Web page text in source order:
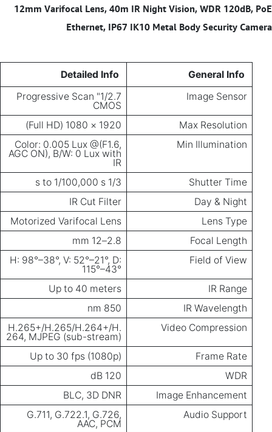
12mm Varifocal Lens, 40m IR Night Vision, WDR 120dB, PoE
Ethernet, IP67 IK10 Metal Body Security Camera
General Info
Detailed Info
Image Sensor
1/2.7" Progressive Scan
CMOS
Max Resolution
1920 × 1080 (Full HD)
Min Illumination
Color: 0.005 Lux @(F1.6,
AGC ON), B/W: 0 Lux with
IR
Shutter Time
1/3 s to 1/100,000 s
Day & Night
IR Cut Filter
Lens Type
Motorized Varifocal Lens
Focal Length
2.8–12 mm
Field of View
H: 98°–38°, V: 52°–21°, D:
115°–43°
IR Range
Up to 40 meters
IR Wavelength
850 nm
Video Compression
H.265+/H.265/H.264+/H.
264, MJPEG (sub-stream)
Frame Rate
Up to 30 fps (1080p)
WDR
120 dB
Image Enhancement
BLC, 3D DNR
Audio Support
G.711, G.722.1, G.726,
AAC, PCM